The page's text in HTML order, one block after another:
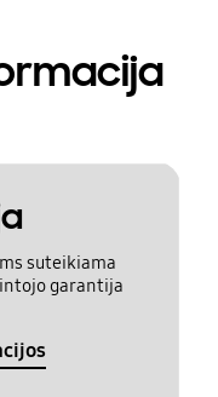
suteikiama
garantija